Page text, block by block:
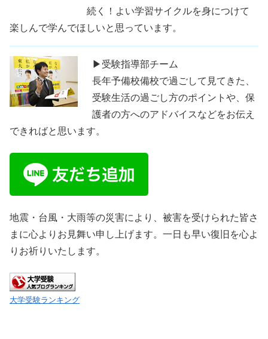
続く！よい学習サイクルを身につけて
楽しんで学んでほしいと思っています。
▶受験指導部チーム
長年予備校備校で過ごして見てきた、
受験生活の過ごし方のポイントや、保
護者の方へのアドバイスなどをお伝え
できればと思います。
地震・台風・大雨等の災害により、被害を受けられた皆さ
まに心よりお見舞い申し上げます。一日も早い復旧を心よ
りお祈りいたします。
大学受験ランキング